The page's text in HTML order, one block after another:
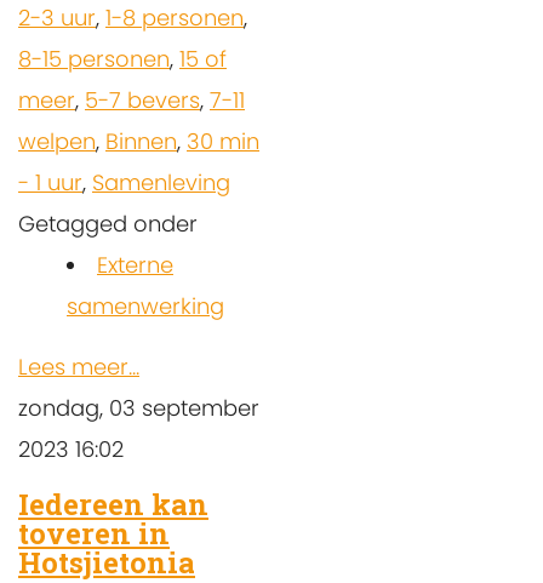
2-3 uur, 1-8 personen,
8-15 personen, 15 of
meer, 5-7 bevers, 7-11
welpen, Binnen, 30 min
- 1 uur, Samenleving
Getagged onder
Externe
samenwerking
Lees meer...
zondag, 03 september
2023 16:02
Iedereen kan
toveren in
Hotsjietonia